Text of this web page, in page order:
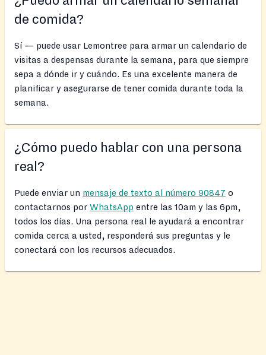
de comida?
Sí — puede usar Lemontree para armar un calendario de
visitas a despensas durante la semana, para que siempre
sepa a dónde ir y cuándo. Es una excelente manera de
planificar y asegurarse de tener comida durante toda la
semana.
¿Cómo puedo hablar con una persona
real?
Puede enviar un mensaje de texto al número 90847 o
contactarnos por WhatsApp entre las 10am y las 6pm,
todos los días. Una persona real le ayudará a encontrar
comida cerca a usted, responderá sus preguntas y le
conectará con los recursos adecuados.